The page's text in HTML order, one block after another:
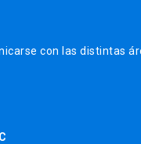
con las distintas